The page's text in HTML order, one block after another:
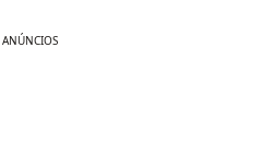
ANÚNCIOS